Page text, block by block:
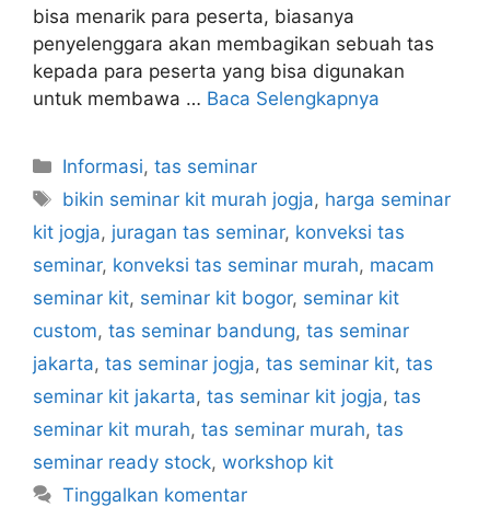
bisa menarik para peserta, biasanya
penyelenggara akan membagikan sebuah tas
kepada para peserta yang bisa digunakan
untuk membawa … Baca Selengkapnya
Kategori
Informasi,tas seminar
Tag
bikin seminar kit murah jogja, harga seminar
kit jogja, juragan tas seminar, konveksi tas
seminar, konveksi tas seminar murah, macam
seminar kit, seminar kit bogor, seminar kit
custom, tas seminar bandung, tas seminar
jakarta, tas seminar jogja, tas seminar kit, tas
seminar kit jakarta, tas seminar kit jogja, tas
seminar kit murah, tas seminar murah, tas
seminar ready stock, workshop kit
Tinggalkan komentar